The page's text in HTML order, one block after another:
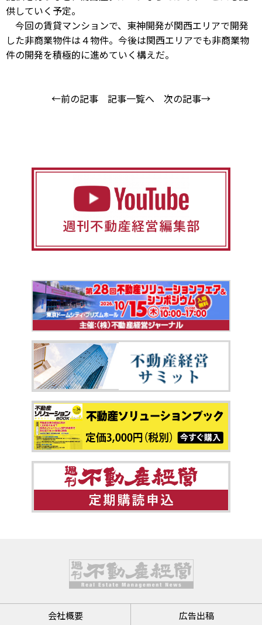
供していく予定。
今回の賃貸マンションで、東神開発が関西エリアで開発
した非商業物件は４物件。今後は関西エリアでも非商業物
件の開発を積極的に進めていく構えだ。
←前の記事 記事一覧へ 次の記事→
会社概要 広告出稿